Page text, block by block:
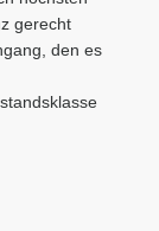
gerecht
den es